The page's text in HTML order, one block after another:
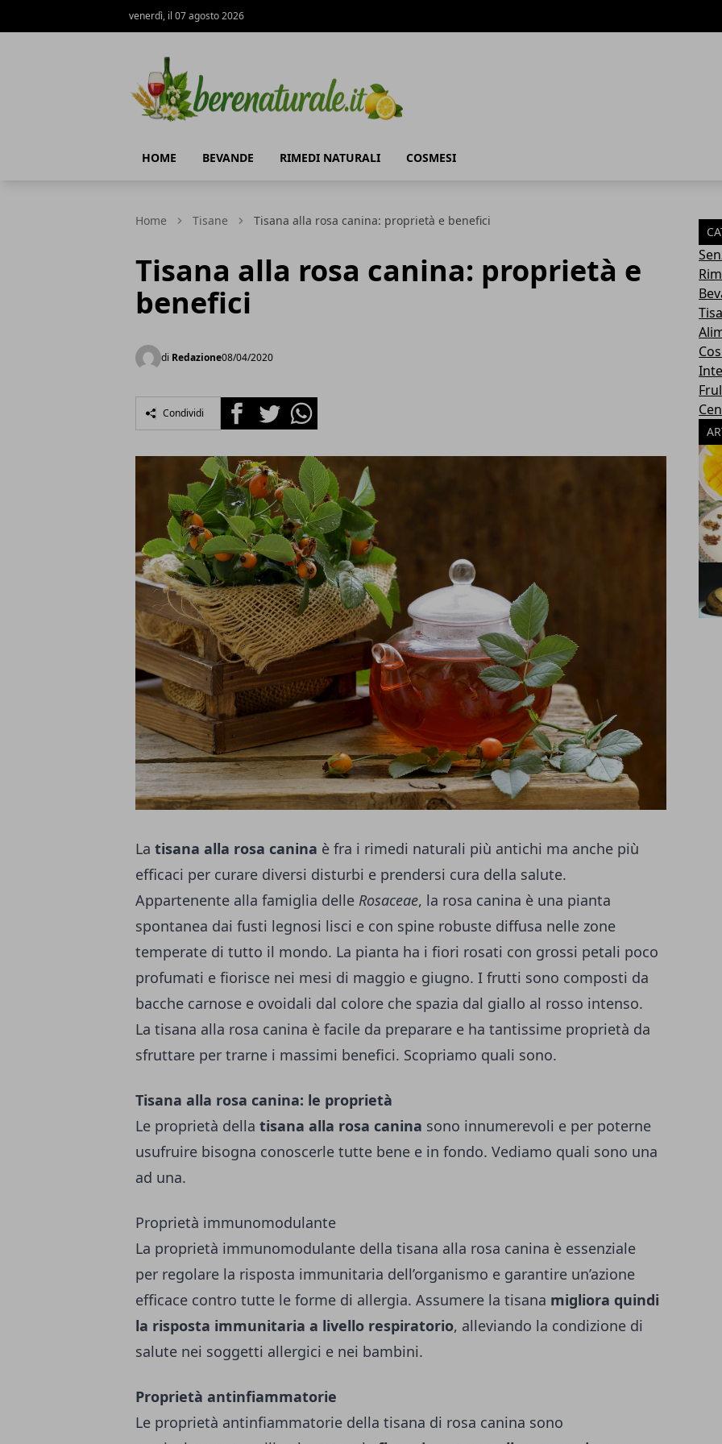
venerdì, il 07 agosto 2026
HOME BEVANDE RIMEDI NATURALI COSMESI
Home Tisane Tisana alla rosa canina: proprietà e benefici
Tisana alla rosa canina: proprietà e
benefici
di Redazione08/04/2020
Condividi FacebookTwitterWhatsapp
La tisana alla rosa canina è fra i rimedi naturali più antichi ma anche più
efficaci per curare diversi disturbi e prendersi cura della salute.
Appartenente alla famiglia delle Rosaceae, la rosa canina è una pianta
spontanea dai fusti legnosi lisci e con spine robuste diffusa nelle zone
temperate di tutto il mondo. La pianta ha i fiori rosati con grossi petali poco
profumati e fiorisce nei mesi di maggio e giugno. I frutti sono composti da
bacche carnose e ovoidali dal colore che spazia dal giallo al rosso intenso.
La tisana alla rosa canina è facile da preparare e ha tantissime proprietà da
sfruttare per trarne i massimi benefici. Scopriamo quali sono.
Tisana alla rosa canina: le proprietà
Le proprietà della tisana alla rosa canina sono innumerevoli e per poterne
usufruire bisogna conoscerle tutte bene e in fondo. Vediamo quali sono una
ad una.
Proprietà immunomodulante
La proprietà immunomodulante della tisana alla rosa canina è essenziale
per regolare la risposta immunitaria dell’organismo e garantire un’azione
efficace contro tutte le forme di allergia. Assumere la tisana migliora quindi
la risposta immunitaria a livello respiratorio, alleviando la condizione di
salute nei soggetti allergici e nei bambini.
Proprietà antinfiammatorie
Le proprietà antinfiammatorie della tisana di rosa canina sono